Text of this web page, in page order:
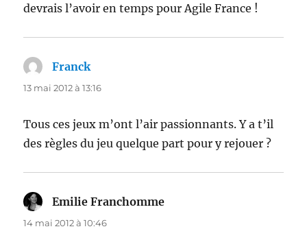
devrais l’avoir en temps pour Agile France !
Franck
13 mai 2012 à 13:16
Tous ces jeux m’ont l’air passionnants. Y a t’il
des règles du jeu quelque part pour y rejouer ?
Emilie Franchomme
14 mai 2012 à 10:46